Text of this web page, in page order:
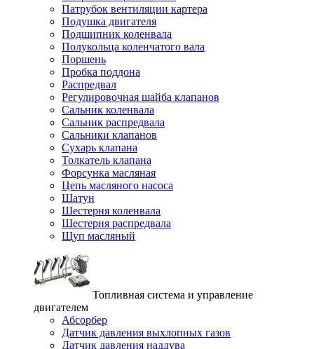
Патрубок вентиляции картера
Подушка двигателя
Подшипник коленвала
Полукольца коленчатого вала
Поршень
Пробка поддона
Распредвал
Регулировочная шайба клапанов
Сальник коленвала
Сальник распредвала
Сальники клапанов
Сухарь клапана
Толкатель клапана
Форсунка масляная
Цепь масляного насоса
Шатун
Шестерня коленвала
Шестерня распредвала
Щуп масляный
Топливная система и управление
двигателем
Абсорбер
Датчик давления выхлопных газов
Датчик давления наддува